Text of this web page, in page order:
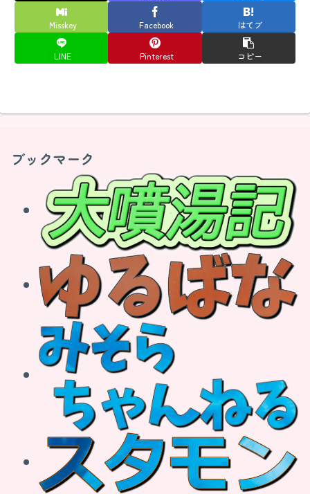
Misskey Facebook はてブ
LINE Pinterest コピー
ブックマーク